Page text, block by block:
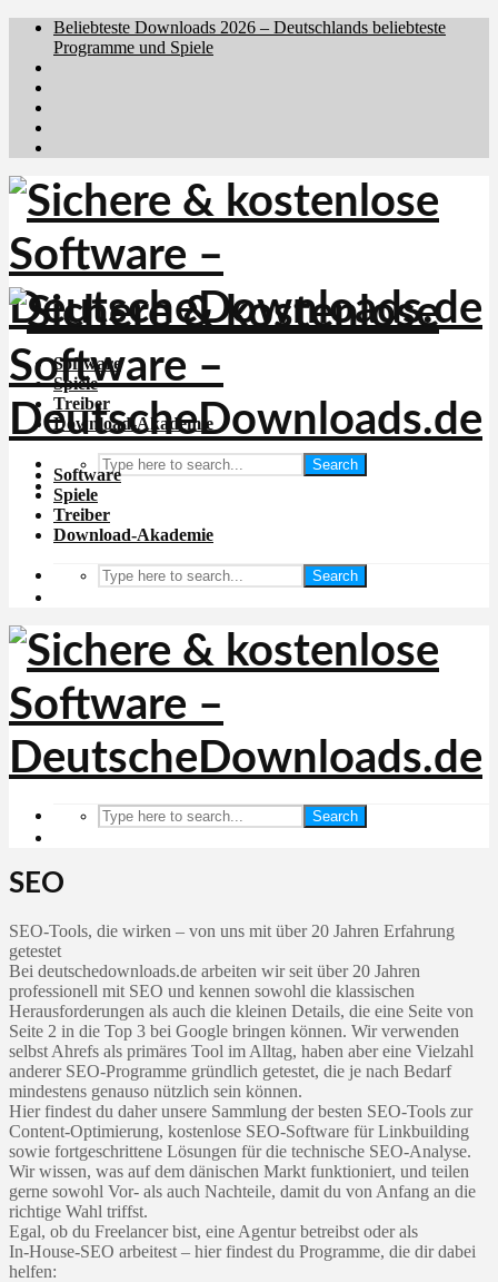
Beliebteste Downloads 2026 – Deutschlands beliebteste
Programme und Spiele
Software
Spiele
Treiber
Download-Akademie
Search
Software
Spiele
Treiber
Download-Akademie
Search
Search
SEO
SEO-Tools, die wirken – von uns mit über 20 Jahren Erfahrung
getestet
Bei deutschedownloads.de arbeiten wir seit über 20 Jahren
professionell mit SEO und kennen sowohl die klassischen
Herausforderungen als auch die kleinen Details, die eine Seite von
Seite 2 in die Top 3 bei Google bringen können. Wir verwenden
selbst Ahrefs als primäres Tool im Alltag, haben aber eine Vielzahl
anderer SEO-Programme gründlich getestet, die je nach Bedarf
mindestens genauso nützlich sein können.
Hier findest du daher unsere Sammlung der besten SEO-Tools zur
Content-Optimierung, kostenlose SEO-Software für Linkbuilding
sowie fortgeschrittene Lösungen für die technische SEO-Analyse.
Wir wissen, was auf dem dänischen Markt funktioniert, und teilen
gerne sowohl Vor- als auch Nachteile, damit du von Anfang an die
richtige Wahl triffst.
Egal, ob du Freelancer bist, eine Agentur betreibst oder als
In‑House‑SEO arbeitest – hier findest du Programme, die dir dabei
helfen: